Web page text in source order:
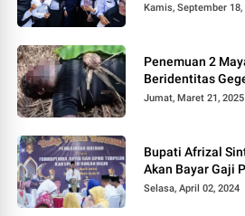
Kamis, September 18,
Penemuan 2
Beridentitas
Jumat, Maret 21, 2025
Bupati Afrizal
Akan Bayar Gaji
Selasa, April 02, 2024